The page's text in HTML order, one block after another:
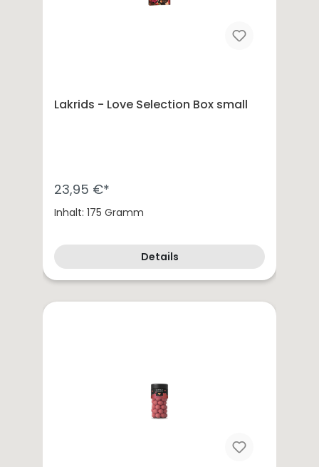
Lakrids - Love Selection Box small
23,95 €*
Inhalt: 175 Gramm
Details